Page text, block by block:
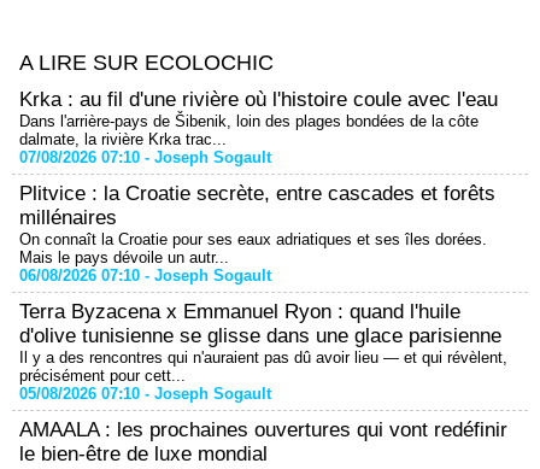
A LIRE SUR ECOLOCHIC
Krka : au fil d'une rivière où l'histoire coule avec l'eau
Dans l'arrière-pays de Šibenik, loin des plages bondées de la côte
dalmate, la rivière Krka trac...
07/08/2026 07:10 - Joseph Sogault
Plitvice : la Croatie secrète, entre cascades et forêts
millénaires
On connaît la Croatie pour ses eaux adriatiques et ses îles dorées.
Mais le pays dévoile un autr...
06/08/2026 07:10 - Joseph Sogault
Terra Byzacena x Emmanuel Ryon : quand l'huile
d'olive tunisienne se glisse dans une glace parisienne
Il y a des rencontres qui n'auraient pas dû avoir lieu — et qui révèlent,
précisément pour cett...
05/08/2026 07:10 - Joseph Sogault
AMAALA : les prochaines ouvertures qui vont redéfinir
le bien-être de luxe mondial